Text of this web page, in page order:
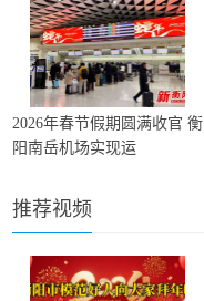
2026年春节假期圆满收官 衡
阳南岳机场实现运
推荐视频